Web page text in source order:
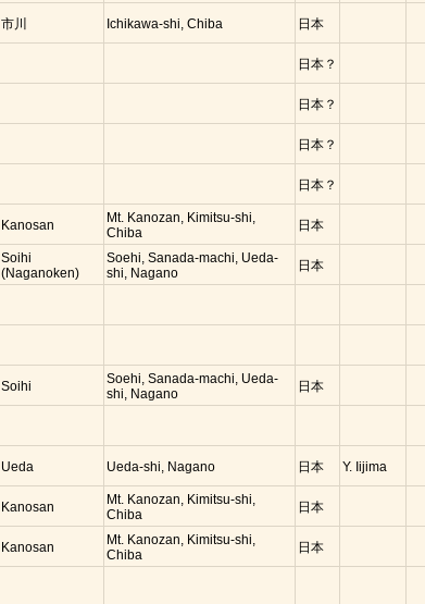
市川 Ichikawa-shi, Chiba 日本
日本？
日本？
日本？
日本？
Kanosan
Mt. Kanozan, Kimitsu-shi,
Chiba
日本
Soihi
(Naganoken)
Soehi, Sanada-machi, Ueda-
shi, Nagano
日本
Soihi
Soehi, Sanada-machi, Ueda-
shi, Nagano
日本
Ueda Ueda-shi, Nagano 日本 Y. Iijima
Kanosan
Mt. Kanozan, Kimitsu-shi,
Chiba
日本
Kanosan
Mt. Kanozan, Kimitsu-shi,
Chiba
日本